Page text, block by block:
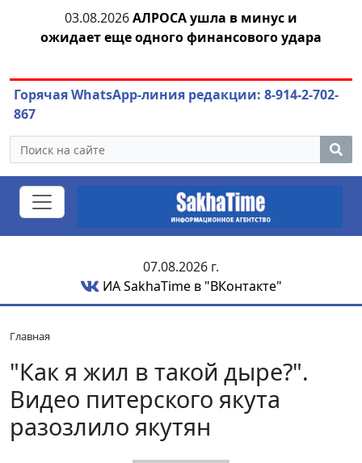
03.08.2026АЛРОСА ушла в минус и
ожидает еще одного финансового удара
Горячая WhatsApp-линия редакции: 8-914-2-702-
867
07.08.2026 г.
ИА SakhaTime в "ВКонтакте"
Главная
"Как я жил в такой дыре?".
Видео питерского якута
разозлило якутян